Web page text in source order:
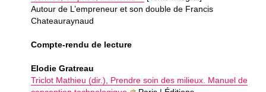
Autour de L’empreneur et son double de Francis
Chateauraynaud
Compte-rendu de lecture
Elodie Gratreau
Triclot Mathieu (dir.), Prendre soin des milieux. Manuel de